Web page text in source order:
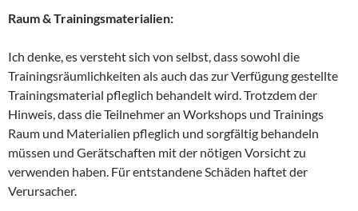
Raum & Trainingsmaterialien:
Ich denke, es versteht sich von selbst, dass sowohl die
Trainingsräumlichkeiten als auch das zur Verfügung gestellte
Trainingsmaterial pfleglich behandelt wird. Trotzdem der
Hinweis, dass die Teilnehmer an Workshops und Trainings
Raum und Materialien pfleglich und sorgfältig behandeln
müssen und Gerätschaften mit der nötigen Vorsicht zu
verwenden haben. Für entstandene Schäden haftet der
Verursacher.